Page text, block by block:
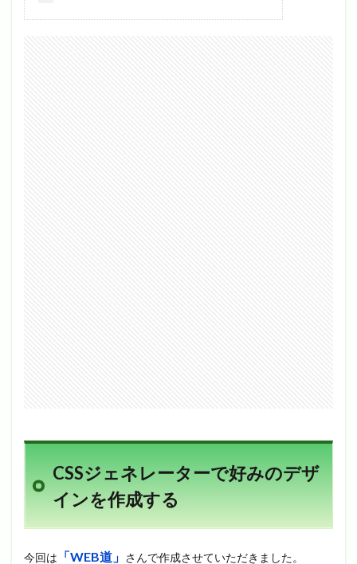
CSSジェネレーターで好みのデザ
インを作成する
今回は 「WEB道」 さんで作成させていただきました。